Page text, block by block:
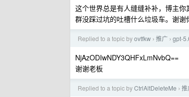
这个世界总是有人缝缝补补，博主
群没踩过坑的吐槽什么垃圾车。谢
Replied to a topic byovtfkw › 推广 › gpt-
NjAzODIwNDY3QHFxLmNvbQ==
谢谢老板
Replied to a topic byCtrlAltDeleteMe › 推